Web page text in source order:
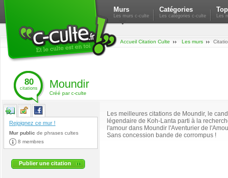
Murs
Les murs c-culte
Catégories
Les catégories c-culte Les
Accueil Citation Culte Les murs
80
citations Moundir
Créé par c-culte
Rejoignez ce mur !
Mur public de phrases cultes
8 membres
Publier une citation
Les meilleures citations de Moundir, le
légendaire de Koh-Lanta parti à la
l'amour dans Moundir l'Aventurier de
Sans concession bande de corrompus !